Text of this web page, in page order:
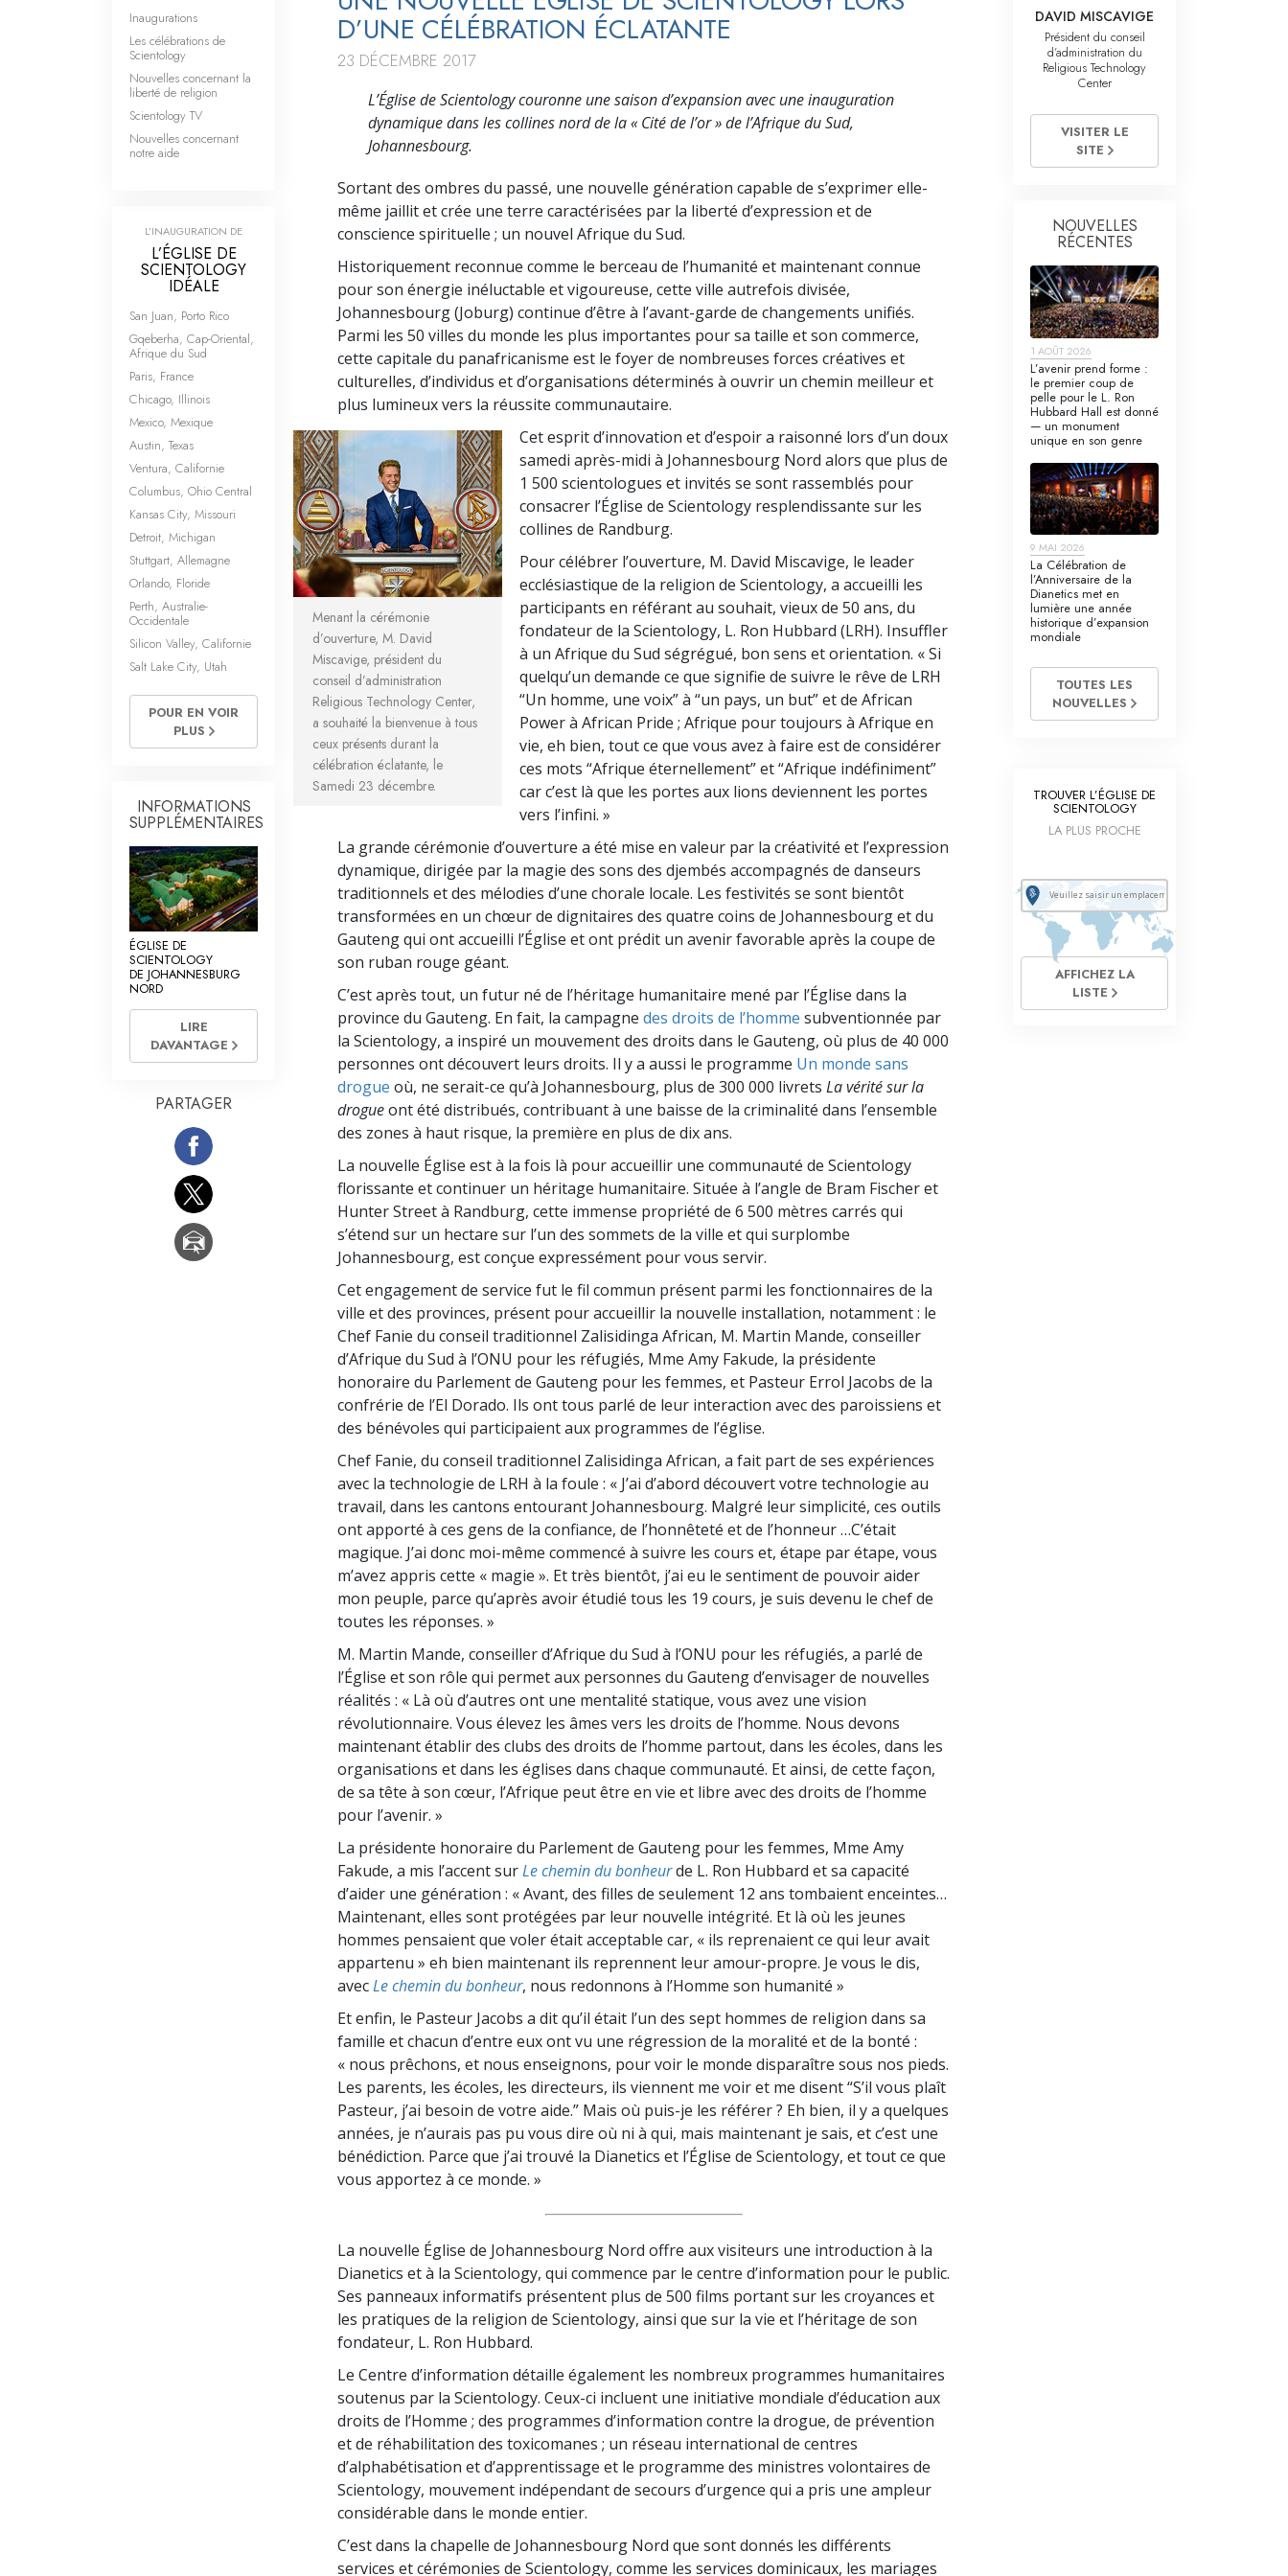
D’UNE CÉLÉBRATION ÉCLATANTE
23 DÉCEMBRE 2017
L’Église de Scientology couronne une saison d’expansion avec une inauguration
dynamique dans les collines nord de la « Cité de l’or » de l’Afrique du Sud,
Johannesbourg.
Sortant des ombres du passé, une nouvelle génération capable de s’exprimer elle-
même jaillit et crée une terre caractérisées par la liberté d’expression et de
conscience spirituelle ; un nouvel Afrique du Sud.
Historiquement reconnue comme le berceau de l’humanité et maintenant connue
pour son énergie inéluctable et vigoureuse, cette ville autrefois divisée,
Johannesbourg (Joburg) continue d’être à l’avant-garde de changements unifiés.
Parmi les 50 villes du monde les plus importantes pour sa taille et son commerce,
cette capitale du panafricanisme est le foyer de nombreuses forces créatives et
culturelles, d’individus et d’organisations déterminés à ouvrir un chemin meilleur et
plus lumineux vers la réussite communautaire.
Menant la cérémonie
d’ouverture, M. David
Miscavige, président du
conseil d’administration
Religious Technology Center,
a souhaité la bienvenue à tous
ceux présents durant la
célébration éclatante, le
Samedi 23 décembre.
Cet esprit d’innovation et d’espoir a raisonné lors d’un doux
samedi après-midi à Johannesbourg Nord alors que plus de
1 500 scientologues et invités se sont rassemblés pour
consacrer l’Église de Scientology resplendissante sur les
collines de Randburg.
Pour célébrer l’ouverture, M. David Miscavige, le leader
ecclésiastique de la religion de Scientology, a accueilli les
participants en référant au souhait, vieux de 50 ans, du
fondateur de la Scientology, L. Ron Hubbard (LRH). Insuffler
à un Afrique du Sud ségrégué, bon sens et orientation. « Si
quelqu’un demande ce que signifie de suivre le rêve de LRH
“Un homme, une voix” à “un pays, un but” et de African
Power à African Pride ; Afrique pour toujours à Afrique en
vie, eh bien, tout ce que vous avez à faire est de considérer
ces mots “Afrique éternellement” et “Afrique indéfiniment”
car c’est là que les portes aux lions deviennent les portes
vers l’infini. »
La grande cérémonie d’ouverture a été mise en valeur par la créativité et l’expression
dynamique, dirigée par la magie des sons des djembés accompagnés de danseurs
traditionnels et des mélodies d’une chorale locale. Les festivités se sont bientôt
transformées en un chœur de dignitaires des quatre coins de Johannesbourg et du
Gauteng qui ont accueilli l’Église et ont prédit un avenir favorable après la coupe de
son ruban rouge géant.
C’est après tout, un futur né de l’héritage humanitaire mené par l’Église dans la
province du Gauteng. En fait, la campagne des droits de l’homme subventionnée par
la Scientology, a inspiré un mouvement des droits dans le Gauteng, où plus de 40 000
personnes ont découvert leurs droits. Il y a aussi le programme Un monde sans
drogue où, ne serait-ce qu’à Johannesbourg, plus de 300 000 livrets La vérité sur la
drogueont été distribués, contribuant à une baisse de la criminalité dans l’ensemble
des zones à haut risque, la première en plus de dix ans.
La nouvelle Église est à la fois là pour accueillir une communauté de Scientology
florissante et continuer un héritage humanitaire. Située à l’angle de Bram Fischer et
Hunter Street à Randburg, cette immense propriété de 6 500 mètres carrés qui
s’étend sur un hectare sur l’un des sommets de la ville et qui surplombe
Johannesbourg, est conçue expressément pour vous servir.
Cet engagement de service fut le fil commun présent parmi les fonctionnaires de la
ville et des provinces, présent pour accueillir la nouvelle installation, notamment : le
Chef Fanie du conseil traditionnel Zalisidinga African, M. Martin Mande, conseiller
d’Afrique du Sud à l’ONU pour les réfugiés, Mme Amy Fakude, la présidente
honoraire du Parlement de Gauteng pour les femmes, et Pasteur Errol Jacobs de la
confrérie de l’El Dorado. Ils ont tous parlé de leur interaction avec des paroissiens et
des bénévoles qui participaient aux programmes de l’église.
Chef Fanie, du conseil traditionnel Zalisidinga African, a fait part de ses expériences
avec la technologie de LRH à la foule : « J’ai d’abord découvert votre technologie au
travail, dans les cantons entourant Johannesbourg. Malgré leur simplicité, ces outils
ont apporté à ces gens de la confiance, de l’honnêteté et de l’honneur …C’était
magique. J’ai donc moi-même commencé à suivre les cours et, étape par étape, vous
m’avez appris cette « magie ». Et très bientôt, j’ai eu le sentiment de pouvoir aider
mon peuple, parce qu’après avoir étudié tous les 19 cours, je suis devenu le chef de
toutes les réponses. »
M. Martin Mande, conseiller d’Afrique du Sud à l’ONU pour les réfugiés, a parlé de
l’Église et son rôle qui permet aux personnes du Gauteng d’envisager de nouvelles
réalités : « Là où d’autres ont une mentalité statique, vous avez une vision
révolutionnaire. Vous élevez les âmes vers les droits de l’homme. Nous devons
maintenant établir des clubs des droits de l’homme partout, dans les écoles, dans les
organisations et dans les églises dans chaque communauté. Et ainsi, de cette façon,
de sa tête à son cœur, l’Afrique peut être en vie et libre avec des droits de l’homme
pour l’avenir. »
La présidente honoraire du Parlement de Gauteng pour les femmes, Mme Amy
Fakude, a mis l’accent surLe chemin du bonheurde L. Ron Hubbard et sa capacité
d’aider une génération : « Avant, des filles de seulement 12 ans tombaient enceintes…
Maintenant, elles sont protégées par leur nouvelle intégrité. Et là où les jeunes
hommes pensaient que voler était acceptable car, « ils reprenaient ce qui leur avait
appartenu » eh bien maintenant ils reprennent leur amour-propre. Je vous le dis,
avecLe chemin du bonheur, nous redonnons à l’Homme son humanité »
Et enfin, le Pasteur Jacobs a dit qu’il était l’un des sept hommes de religion dans sa
famille et chacun d’entre eux ont vu une régression de la moralité et de la bonté :
« nous prêchons, et nous enseignons, pour voir le monde disparaître sous nos pieds.
Les parents, les écoles, les directeurs, ils viennent me voir et me disent “S’il vous plaît
Pasteur, j’ai besoin de votre aide.” Mais où puis-je les référer ? Eh bien, il y a quelques
années, je n’aurais pas pu vous dire où ni à qui, mais maintenant je sais, et c’est une
bénédiction. Parce que j’ai trouvé la Dianetics et l’Église de Scientology, et tout ce que
vous apportez à ce monde. »
La nouvelle Église de Johannesbourg Nord offre aux visiteurs une introduction à la
Dianetics et à la Scientology, qui commence par le centre d’information pour le public.
Ses panneaux informatifs présentent plus de 500 films portant sur les croyances et
les pratiques de la religion de Scientology, ainsi que sur la vie et l’héritage de son
fondateur, L. Ron Hubbard.
Le Centre d’information détaille également les nombreux programmes humanitaires
soutenus par la Scientology. Ceux-ci incluent une initiative mondiale d’éducation aux
droits de l’Homme ; des programmes d’information contre la drogue, de prévention
et de réhabilitation des toxicomanes ; un réseau international de centres
d’alphabétisation et d’apprentissage et le programme des ministres volontaires de
Scientology, mouvement indépendant de secours d’urgence qui a pris une ampleur
considérable dans le monde entier.
C’est dans la chapelle de Johannesbourg Nord que sont donnés les différents
services et cérémonies de Scientology, comme les services dominicaux, les mariages
Inaugurations
Les célébrations de
Scientology
Nouvelles concernant la
liberté de religion
Scientology TV
Nouvelles concernant
notre aide
L’INAUGURATION DE
L’ÉGLISE DE
SCIENTOLOGY
IDÉALE
San Juan, Porto Rico
Gqeberha, Cap-Oriental,
Afrique du Sud
Paris, France
Chicago, Illinois
Mexico, Mexique
Austin, Texas
Ventura, Californie
Columbus, Ohio Central
Kansas City, Missouri
Detroit, Michigan
Stuttgart, Allemagne
Orlando, Floride
Perth, Australie-
Occidentale
Silicon Valley, Californie
Salt Lake City, Utah
POUR EN VOIR
PLUS
INFORMATIONS
SUPPLÉMENTAIRES
ÉGLISE DE
SCIENTOLOGY
DE JOHANNESBURG
NORD
LIRE
DAVANTAGE
PARTAGER
DAVID MISCAVIGE
Président du conseil
d’administration du
Religious Technology
Center
VISITER LE
SITE
NOUVELLES
RÉCENTES
1 AOÛT 2026
L’avenir prend forme :
le premier coup de
pelle pour le L. Ron
Hubbard Hall est donné
— un monument
unique en son genre
9 MAI 2026
La Célébration de
l’Anniversaire de la
Dianetics met en
lumière une année
historique d’expansion
mondiale
TOUTES LES
NOUVELLES
TROUVER L’ÉGLISE DE
SCIENTOLOGY
LA PLUS PROCHE
AFFICHEZ LA
LISTE